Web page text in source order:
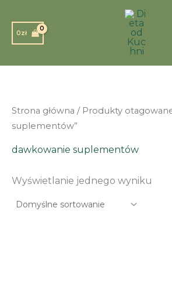
treści
0zł
Strona główna / Produkty
suplementów”
dawkowanie suplementów
Wyświetlanie jednego wyniku